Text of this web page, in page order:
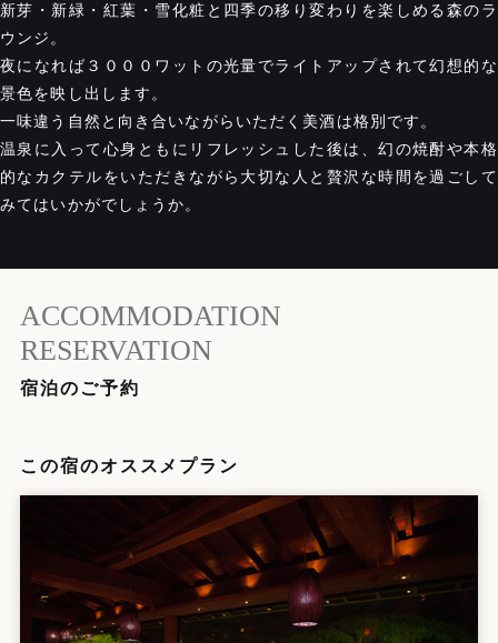
新芽・新緑・紅葉・雪化粧と四季の移り変わりを楽しめる森のラ
ウンジ。
夜になれば３０００ワットの光量でライトアップされて幻想的な
景色を映し出します。
一味違う自然と向き合いながらいただく美酒は格別です。
温泉に入って心身ともにリフレッシュした後は、幻の焼酎や本格
的なカクテルをいただきながら大切な人と贅沢な時間を過ごして
みてはいかがでしょうか。
ACCOMMODATION
RESERVATION
宿泊のご予約
この宿のオススメプラン